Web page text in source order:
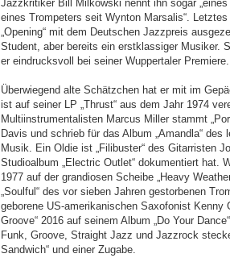
Jazzkritiker Bill Milkowski nennt ihn sogar
eines Trompeters seit Wynton Marsalis“.
„Opening“ mit dem Deutschen Jazzpreis
Student, aber bereits ein erstklassiger Musiker.
er eindrucksvoll bei seiner Wuppertaler Premiere.
Überwiegend alte Schätzchen hat er mit im
ist auf seiner LP „Thrust“ aus dem Jahr 1974
Multiinstrumentalisten Marcus Miller stammt
Davis und schrieb für das Album „Amandla“
Musik. Ein Oldie ist „Filibuster“ des Gitarristen
Studioalbum „Electric Outlet“ dokumentiert hat.
1977 auf der grandiosen Scheibe „Heavy
„Soulful“ des vor sieben Jahren gestorbenen
geborene US-amerikanischen Saxofonist Kenny
Groove“ 2016 auf seinem Album „Do Your
Funk, Groove, Straight Jazz und Jazzrock
Sandwich“ und einer Zugabe.